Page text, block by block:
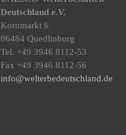
Deutschland e.V.
Kornmarkt 6
06484 Quedlinburg
Tel. +49 3946 8112-53
Fax +49 3946 8112-56
info@welterbedeutschland.de